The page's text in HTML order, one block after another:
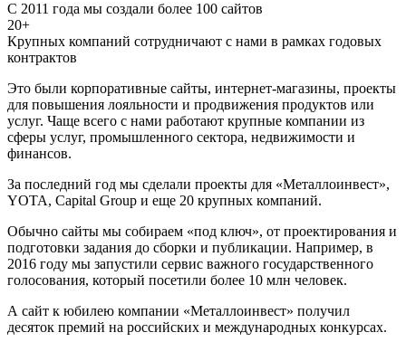
С 2011 года мы создали более 100 сайтов
20+
Крупных компаний сотрудничают с нами в рамках годовых
контрактов
Это были корпоративные сайты, интернет-магазины, проекты
для повышения лояльности и продвижения продуктов или
услуг. Чаще всего с нами работают крупные компании из
сферы услуг, промышленного сектора, недвижимости и
финансов.
За последний год мы сделали проекты для «Металлоинвест»,
YOTA, Capital Group и еще 20 крупных компаний.
Обычно сайты мы собираем «под ключ», от проектирования и
подготовки задания до сборки и публикации. Например, в
2016 году мы запустили сервис важного государственного
голосования, который посетили более 10 млн человек.
А сайт к юбилею компании «Металлоинвест» получил
десяток премий на российских и международных конкурсах.